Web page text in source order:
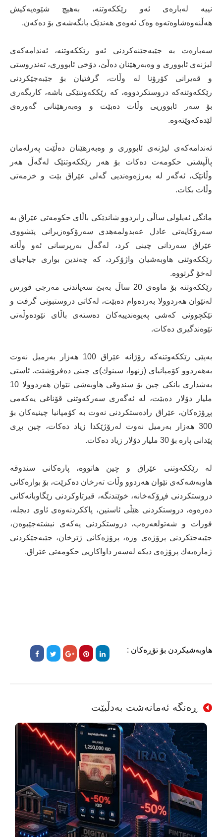
نییە لەبارەی ئەو رێککەوتنە، بەهیچ شێوەیەکیش
هەڵنەوەشاوەتەوە وەک ئەوەی هەندێک بانگەشەی بۆ دەکەن.
سەبارەت بە جێبەجێنەکردنی ئەو رێککەوتنە، ئەندامەکەی
لیژنەی ئابووری و وەبەرهێنان دەڵێ، دۆخی ئابووری، تەندروستی
و قەیرانی کۆرۆنا لە وڵات، گرفتیان بۆ جێبەجێکردنی
رێککەوتنەکە دروستکردووە، کە رێککەوتنێکی باشە، کاریگەری
بۆ سەر ئابووریی وڵات دەبێت و وەبەرهێنانی گەورەی
لێدەکەوێتەوە.
ئەندامەکەی لیژنەی ئابووری و وەبەرهێنان دەڵێت پەرلەمان
پاڵپشتی حکومەت دەکات بۆ هەر رێککەوتنێک لەگەڵ هەر
وڵاتێک، ئەگەر لە بەرژەوەندیی گەلی عێراق بێت و خزمەتی
وڵات بکات.
مانگی ئەیلولی ساڵی رابردوو شاندێکی باڵای حکومەتی عێراق بە
سەرۆکایەتی عادل عەبدولمەهدی سەرۆکوەزیرانی پێشووی
عێراق سەردانی چینی کرد، لەگەڵ بەرپرسانی ئەو وڵاتە
رێککەوتنی هاوبەشیان واژۆکرد، کە چەندین بواری جیاجیای
لەخۆ گرتووە.
رێكکه‌وتنه‌ بۆ ماوه‌ی 20 ساڵ به‌بێ سه‌پاندنی مه‌رجی قورس
له‌نێوان هه‌ردوولا به‌رده‌وام ده‌بێت، له‌كاتی دروستبونی گرفت و
تێكچوونی كه‌شی په‌یوه‌ندییه‌كان دەسته‌ی باڵای نێوده‌وڵه‌تی
نێوه‌ندگیری ده‌كات.
بەپێی رێککەوتنەکە رۆژانه‌ عێراق 100 هه‌زار به‌رمیل نه‌وت
به‌هه‌ردوو كۆمپانیای (زنهوا، سینوك)ی چینی ده‌فرۆشێت. ئاستی
به‌شداری بانكی چین بۆ سندوقی هاوبه‌شی نێوان هه‌ردوولا 10
ملیار دۆلار ده‌بێت، له‌ ئەگەری سه‌ركه‌وتنی قۆناغی یه‌كه‌می
پڕۆژه‌كان، عێراق راده‌ستكردنی نه‌وت به‌ كۆمپانیا چینیه‌كان بۆ
300 هه‌زار به‌رمیل نه‌وت له‌رۆژێكدا زیاد ده‌كات، چین بڕی
پێدانی پاره‌ بۆ 30 ملیار دۆلار زیاد ده‌كات.
لە رێککەوتنی عێراق و چین هاتووە، پاره‌كانی سندوقه‌
هاوبه‌شه‌كه‌ی نێوان هه‌ردوو وڵات تەرخان دەکرێت، بۆ ‌بواره‌كانی
دروستكردنی فڕۆكه‌خانه‌، خوێندنگه‌، قیرتاوكردنی رێگاوبانه‌كانی
ده‌ره‌وه‌، دروستكردنی هێڵی ئاسنین، پاكکردنه‌وه‌ی ئاوی دیجله‌،
فورات و شه‌تولعه‌ره‌ب، دروستكردنی یه‌كەی نیشته‌جێبوەن،
جێبه‌جێكردنی پرۆژه‌ی وزه‌، پرۆژه‌كانی ژێرخان، جێبه‌جێكردنی
ژماره‌یه‌ك پرۆژه‌ی دیكه‌ له‌سه‌ر داواكاریی حكومه‌تی عێراق.
هاوبەشیکردن بۆ تۆڕەکان :
ڕەنگە ئەمانەشت بەدڵبێت